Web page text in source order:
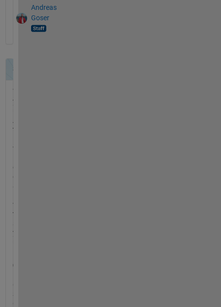
Andreas
Goser